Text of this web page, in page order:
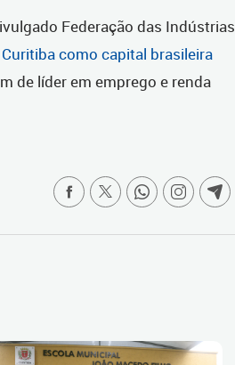
Federação das Indústrias
Curitiba como capital brasileira
de líder em emprego e renda